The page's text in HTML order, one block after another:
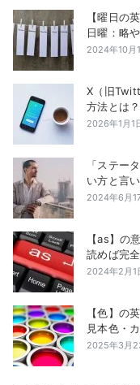
【曜日の
日曜：略
2024年10月
X（旧
方法とは？
2026年1月1
「ステー
い方と言
2024年6月
【as】の
読めば完
2024年2月1
【色】の
見本色・
2025年3月